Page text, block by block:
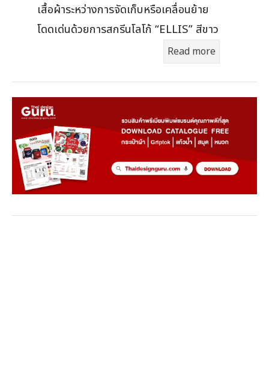
เสื้อผ้าระหว่างการจัดเก็บหรือเคลื่อนย้าย
โดดเด่นด้วยการสกรีนโลโก้ “ELLIS” สีขาว
Read more